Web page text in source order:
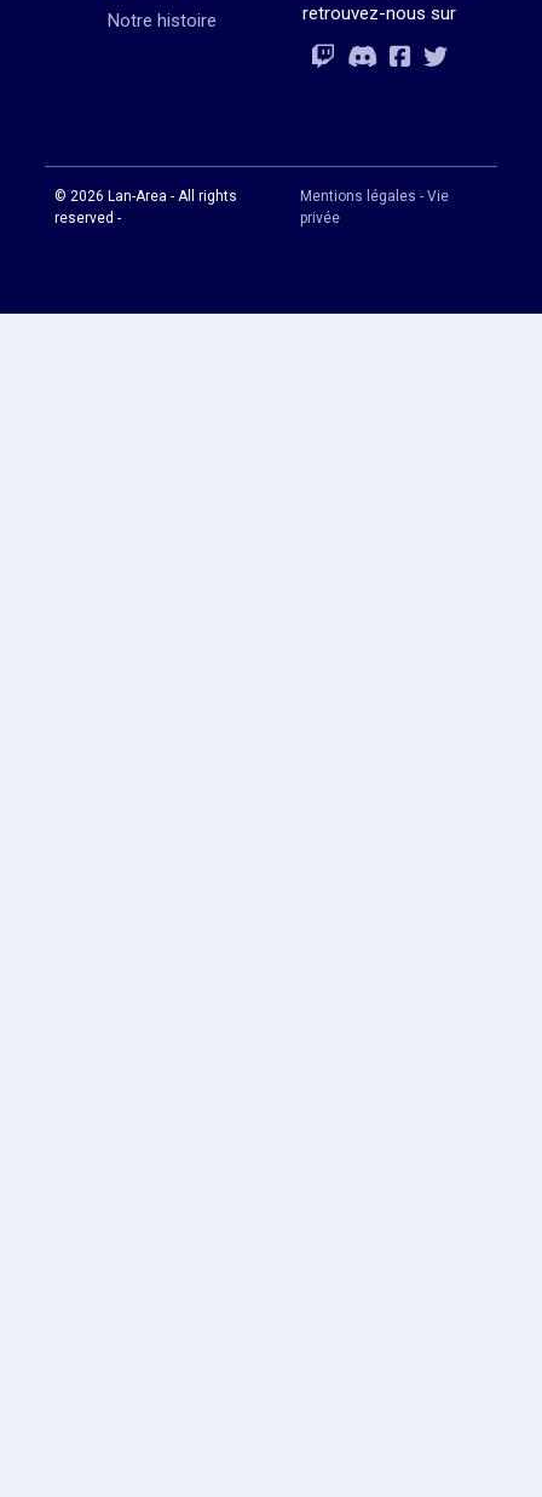
Notre histoire
retrouvez-nous sur
Rejoignez-
Rejoignez-
Rejoignez-
Rejoignez-
© 2026 Lan-Area - All rights
reserved -
Mentions légales - Vie
privée